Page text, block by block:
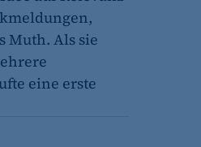
Muth. Als sie
eine erste